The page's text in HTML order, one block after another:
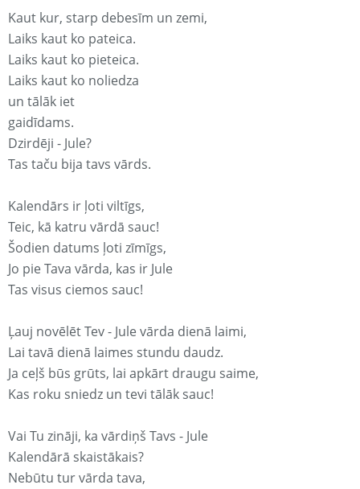
Kaut kur, starp debesīm un zemi,
Laiks kaut ko pateica.
Laiks kaut ko pieteica.
Laiks kaut ko noliedza
un tālāk iet
gaidīdams.
Dzirdēji - Jule?
Tas taču bija tavs vārds.
Kalendārs ir ļoti viltīgs,
Teic, kā katru vārdā sauc!
Šodien datums ļoti zīmīgs,
Jo pie Tava vārda, kas ir Jule
Tas visus ciemos sauc!
Ļauj novēlēt Tev - Jule vārda dienā laimi,
Lai tavā dienā laimes stundu daudz.
Ja ceļš būs grūts, lai apkārt draugu saime,
Kas roku sniedz un tevi tālāk sauc!
Vai Tu zināji, ka vārdiņš Tavs - Jule
Kalendārā skaistākais?
Nebūtu tur vārda tava,